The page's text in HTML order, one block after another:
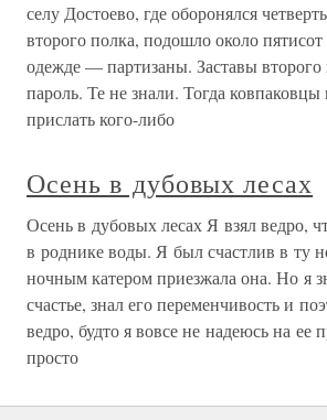
селу Достоево, где оборонялся
второго полка, подошло около
одежде — партизаны. Заставы второго
пароль. Те не знали. Тогда
прислать кого-либо
Осень в дубовых лесах
Осень в дубовых лесах Я взял ведро,
в роднике воды. Я был счастлив в ту
ночным катером приезжала она. Но я
счастье, знал его переменчивость и
ведро, будто я вовсе не надеюсь на ее
просто